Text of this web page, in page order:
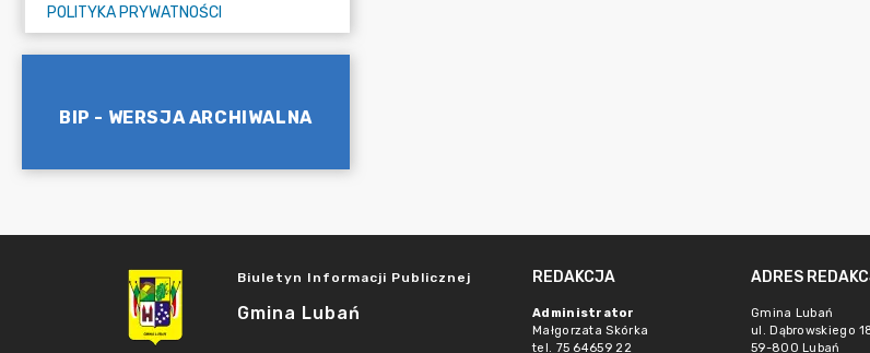
POLITYKA PRYWATNOŚCI
BIP - WERSJA ARCHIWALNA
Biuletyn Informacji Publicznej
Gmina Lubań
REDAKCJA
Administrator
Małgorzata Skórka
tel. 75 64659 22
ADRES
Gmina Lubań
ul. Dąbrowskiego
59-800 Lubań